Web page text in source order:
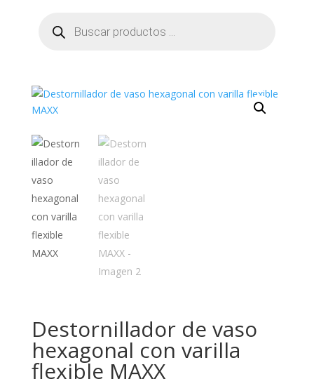
productos
Destornillador de vaso
hexagonal con varilla
flexible MAXX